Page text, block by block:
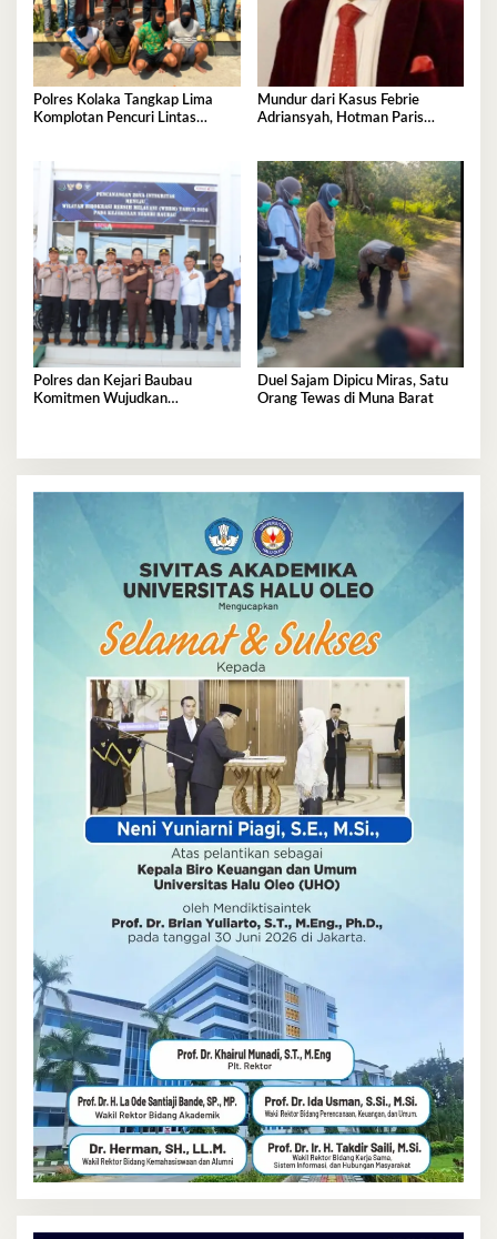
Polres Kolaka Tangkap Lima
Komplotan Pencuri Lintas
Mundur dari Kasus Febrie
Adriansyah, Hotman Paris
Polres dan Kejari Baubau
Komitmen Wujudkan
Duel Sajam Dipicu Miras, Satu
Orang Tewas di Muna Barat